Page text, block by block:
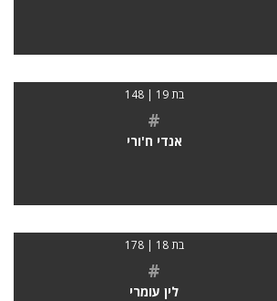
בת 19 | 148
#
אנדי ח'ורי
בת 18 | 178
#
לין עומרי